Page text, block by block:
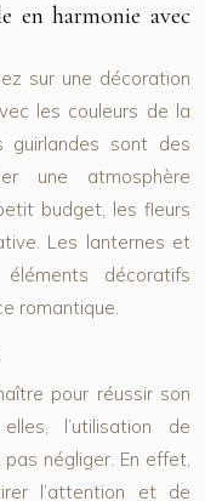
en harmonie avec
sur une décoration
les couleurs de la
sont des
une atmosphère
budget, les fleurs
Les lanternes et
décoratifs
romantique.
pour réussir son
l’utilisation de
négliger. En effet,
l’attention et de